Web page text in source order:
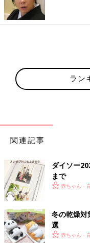
の商品のようです。背
なく安心して使えそうで
ラン
関連記事
ダイソー
まで
赤ちゃん・
冬の乾燥対
選
赤ちゃん・